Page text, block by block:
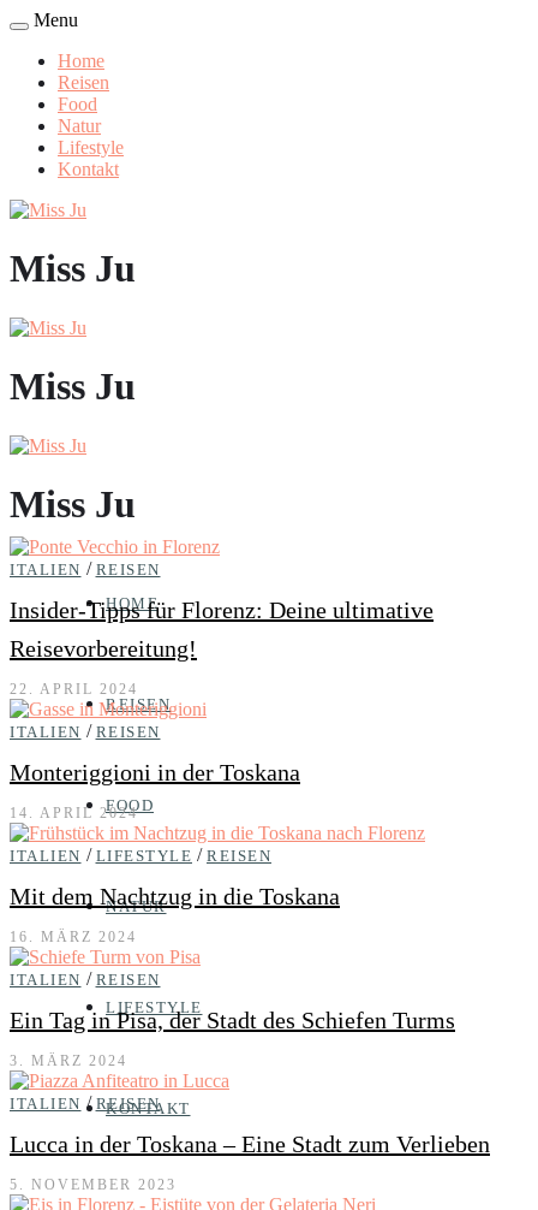
Menu
Home
Reisen
Food
Natur
Lifestyle
Kontakt
Miss Ju
Miss Ju
Miss Ju
HOME
REISEN
FOOD
NATUR
LIFESTYLE
KONTAKT
ITALIEN / REISEN
Insider-Tipps für Florenz: Deine ultimative
Reisevorbereitung!
22. APRIL 2024
ITALIEN / REISEN
Monteriggioni in der Toskana
14. APRIL 2024
ITALIEN / LIFESTYLE / REISEN
Mit dem Nachtzug in die Toskana
16. MÄRZ 2024
ITALIEN / REISEN
Ein Tag in Pisa, der Stadt des Schiefen Turms
3. MÄRZ 2024
ITALIEN / REISEN
Lucca in der Toskana – Eine Stadt zum Verlieben
5. NOVEMBER 2023